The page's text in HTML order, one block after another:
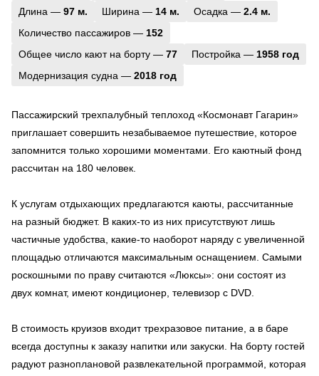
Длина — 97 м. Ширина — 14 м. Осадка — 2.4 м.
Количество пассажиров — 152
Общее число кают на борту — 77 Постройка — 1958 год
Модернизация судна — 2018 год
Пассажирский трехпалубный теплоход «Космонавт Гагарин»
приглашает совершить незабываемое путешествие, которое
запомнится только хорошими моментами. Его каютный фонд
рассчитан на 180 человек.
К услугам отдыхающих предлагаются каюты, рассчитанные
на разный бюджет. В каких-то из них присутствуют лишь
частичные удобства, какие-то наоборот наряду с увеличенной
площадью отличаются максимальным оснащением. Самыми
роскошными по праву считаются «Люксы»: они состоят из
двух комнат, имеют кондиционер, телевизор с DVD.
В стоимость круизов входит трехразовое питание, а в баре
всегда доступны к заказу напитки или закуски. На борту гостей
радуют разноплановой развлекательной программой, которая